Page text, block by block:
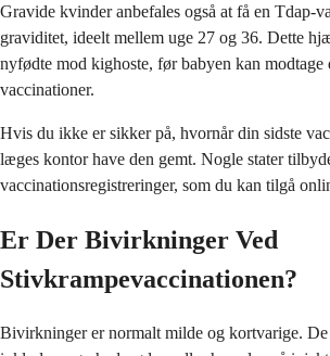
Gravide kvinder anbefales også at få en Tdap-
graviditet, ideelt mellem uge 27 og 36. Dette
nyfødte mod kighoste, før babyen kan modtage
vaccinationer.
Hvis du ikke er sikker på, hvornår din sidste
læges kontor have den gemt. Nogle stater
vaccinationsregistreringer, som du kan tilgå
Er Der Bivirkninger Ved
Stivkrampevaccinationen?
Bivirkninger er normalt milde og kortvarige.